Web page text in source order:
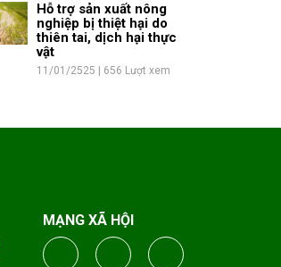
Hỗ trợ sản xuất nông
nghiệp bị thiệt hại do
thiên tai, dịch hại thực
vật
11/01/2525 | 656 Lượt xem
MẠNG XÃ HỘI